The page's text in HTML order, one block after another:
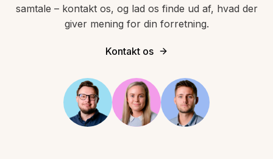
samtale – kontakt os, og lad os finde ud af, hvad der
giver mening for din forretning.
Kontakt os